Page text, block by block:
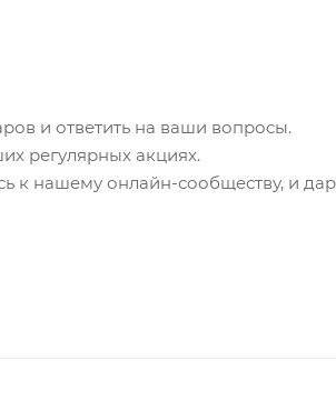
и ответить на ваши вопросы.
регулярных акциях.
к нашему онлайн-сообществу, и